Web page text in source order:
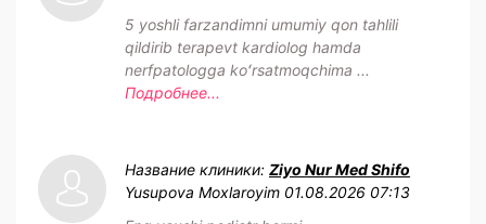
5 yoshli farzandimni umumiy qon tahlili
qildirib terapevt kardiolog hamda
nerfpatologga koʻrsatmoqchima ...
Подробнее...
Название клиники: Ziyo Nur Med Shifo
Yusupova Moxlaroyim 01.08.2026 07:13